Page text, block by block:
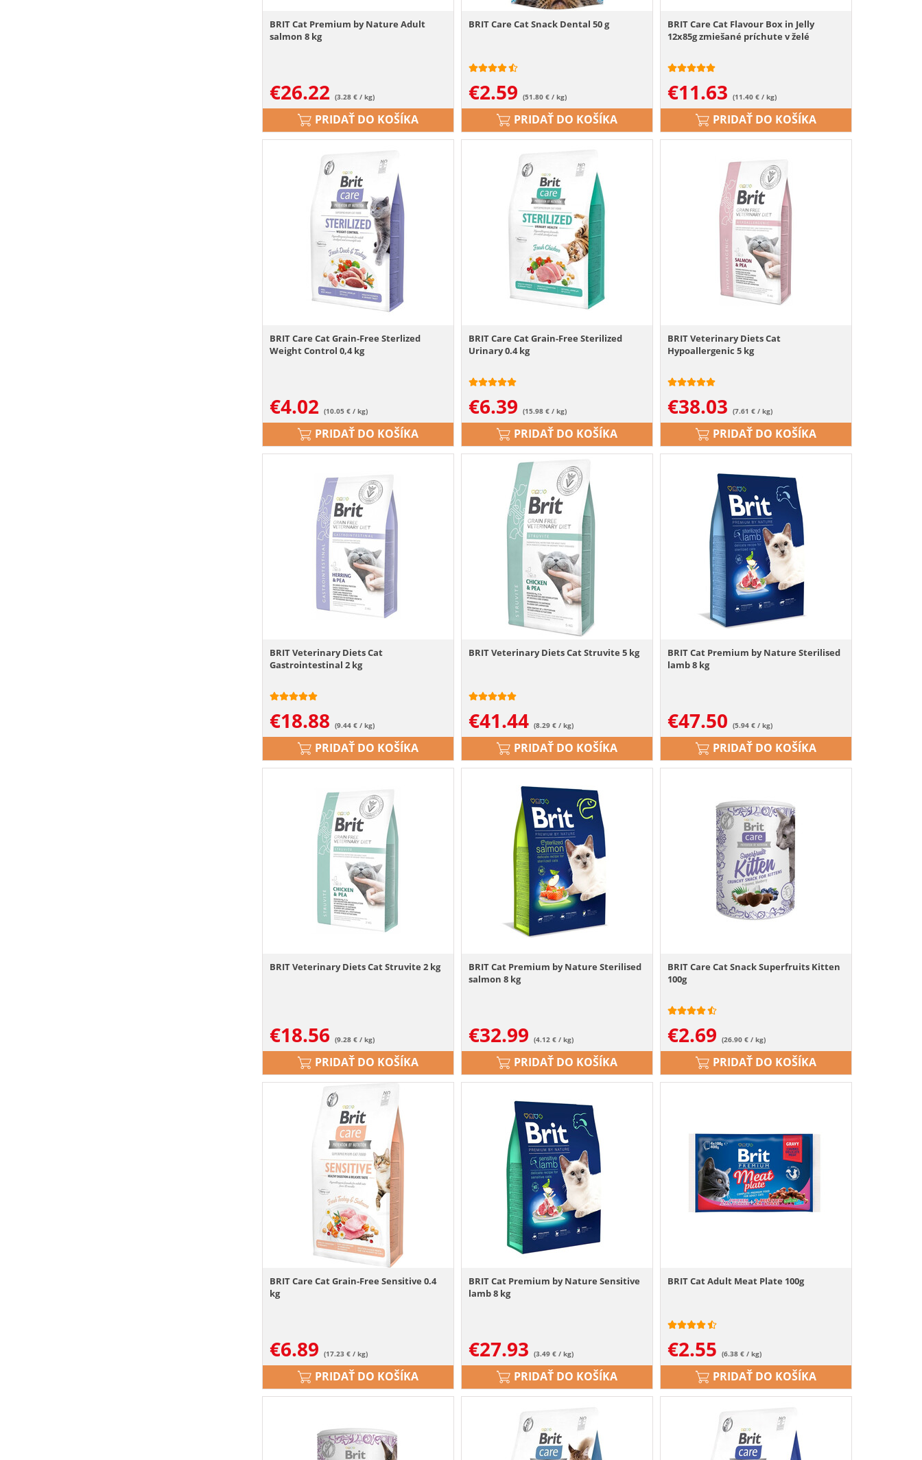
BRIT Cat Premium by Nature Adult
salmon 8 kg
€26.22 (3.28 € / kg)
PRIDAŤ DO KOŠÍKA
BRIT Care Cat Snack Dental 50 g
€2.59 (51.80 € / kg)
PRIDAŤ DO KOŠÍKA
BRIT Care Cat Flavour Box in Jelly
12x85g zmiešané príchute v želé
€11.63 (11.40 € / kg)
PRIDAŤ DO KOŠÍKA
BRIT Care Cat Grain-Free Sterlized
Weight Control 0,4 kg
€4.02 (10.05 € / kg)
PRIDAŤ DO KOŠÍKA
BRIT Care Cat Grain-Free Sterilized
Urinary 0.4 kg
€6.39 (15.98 € / kg)
PRIDAŤ DO KOŠÍKA
BRIT Veterinary Diets Cat
Hypoallergenic 5 kg
€38.03 (7.61 € / kg)
PRIDAŤ DO KOŠÍKA
BRIT Veterinary Diets Cat
Gastrointestinal 2 kg
€18.88 (9.44 € / kg)
PRIDAŤ DO KOŠÍKA
BRIT Veterinary Diets Cat Struvite 5 kg
€41.44 (8.29 € / kg)
PRIDAŤ DO KOŠÍKA
BRIT Cat Premium by Nature Sterilised
lamb 8 kg
€47.50 (5.94 € / kg)
PRIDAŤ DO KOŠÍKA
BRIT Veterinary Diets Cat Struvite 2 kg
€18.56 (9.28 € / kg)
PRIDAŤ DO KOŠÍKA
BRIT Cat Premium by Nature Sterilised
salmon 8 kg
€32.99 (4.12 € / kg)
PRIDAŤ DO KOŠÍKA
BRIT Care Cat Snack Superfruits Kitten
100g
€2.69 (26.90 € / kg)
PRIDAŤ DO KOŠÍKA
BRIT Care Cat Grain-Free Sensitive 0.4
kg
€6.89 (17.23 € / kg)
PRIDAŤ DO KOŠÍKA
BRIT Cat Premium by Nature Sensitive
lamb 8 kg
€27.93 (3.49 € / kg)
PRIDAŤ DO KOŠÍKA
BRIT Cat Adult Meat Plate 100g
€2.55 (6.38 € / kg)
PRIDAŤ DO KOŠÍKA